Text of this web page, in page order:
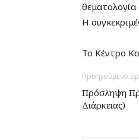
θεματολογία
Η
Το Κέντρο
Προηγούμενο
Πρόσληψη
Διάρκειας)